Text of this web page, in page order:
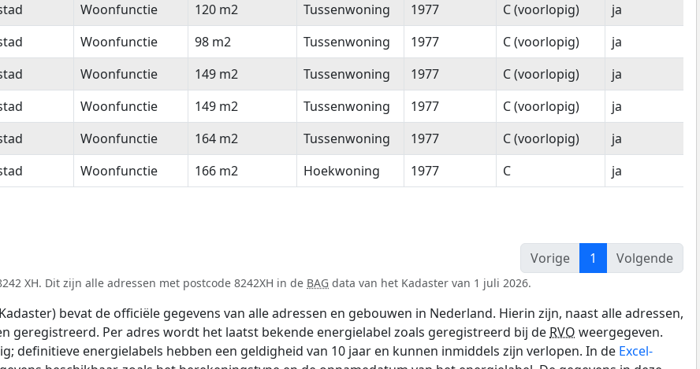
Woonfunctie 120 m2 Tussenwoning 1977 C (voorlopig)
ja
Woonfunctie 98 m2 Tussenwoning 1977 C (voorlopig)
ja
Woonfunctie 149 m2 Tussenwoning 1977 C (voorlopig)
ja
Woonfunctie 149 m2 Tussenwoning 1977 C (voorlopig)
ja
Woonfunctie 164 m2 Tussenwoning 1977 C (voorlopig)
ja
Woonfunctie 166 m2 Hoekwoning 1977 C ja
Vorige
1 Volgende
XH. Dit zijn alle adressen met postcode 8242XH in de BAG data van het Kadaster van 1 juli 2026.
bevat de officiële gegevens van alle adressen en gebouwen in Nederland. Hierin zijn, naast alle adressen,
geregistreerd. Per adres wordt het laatst bekende energielabel zoals geregistreerd bij de RVO weergegeven.
definitieve energielabels hebben een geldigheid van 10 jaar en kunnen inmiddels zijn verlopen. In de Excel-